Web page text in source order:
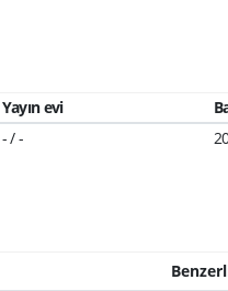
Yayın evi
- / -